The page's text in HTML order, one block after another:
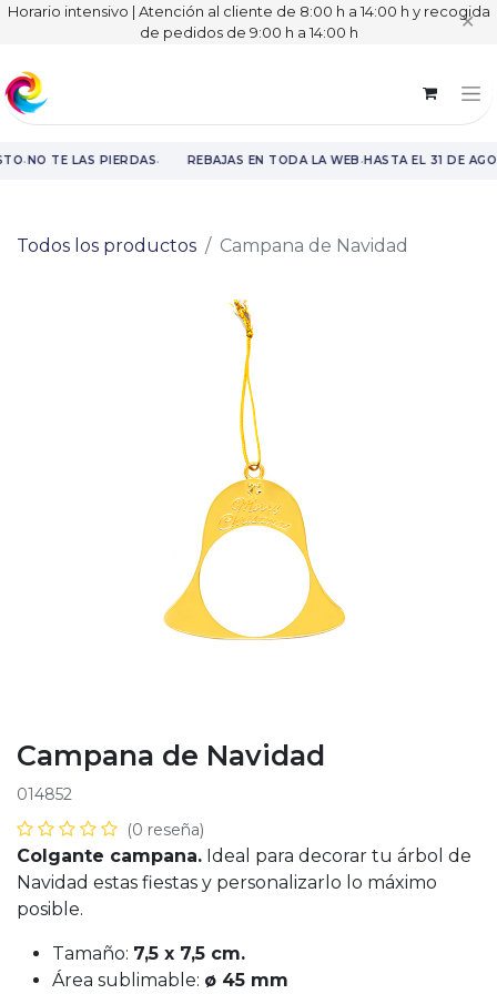
Horario intensivo | Atención al cliente de 8:00 h a 14:00 h y recogida
de pedidos de 9:00 h a 14:00 h
✕
·NO TE LAS PIERDAS· REBAJAS EN TODA LA WEB·HASTA EL 31 DE
Todos los productos Campana de Navidad
Campana de Navidad
014852
(0 reseña)
Colgante campana. Ideal para decorar tu árbol de
Navidad estas fiestas y personalizarlo lo máximo
posible.
Tamaño: 7,5 x 7,5 cm.
Área sublimable: ø 45 mm